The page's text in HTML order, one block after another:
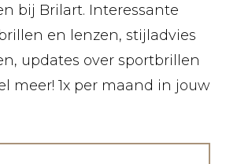
bij Brilart. Interessante
en lenzen, stijladvies
updates over sportbrillen
meer! 1x per maand in jouw